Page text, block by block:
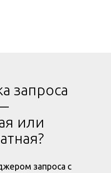
запроса
или
запроса с